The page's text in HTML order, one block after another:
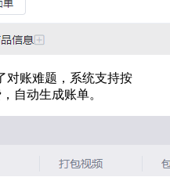
对账难题，系统支持按
自动生成账单。